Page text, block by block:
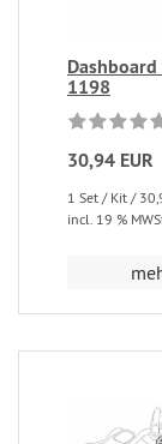
1198
30,94 EUR
1 Set / Kit /
incl. 19 %